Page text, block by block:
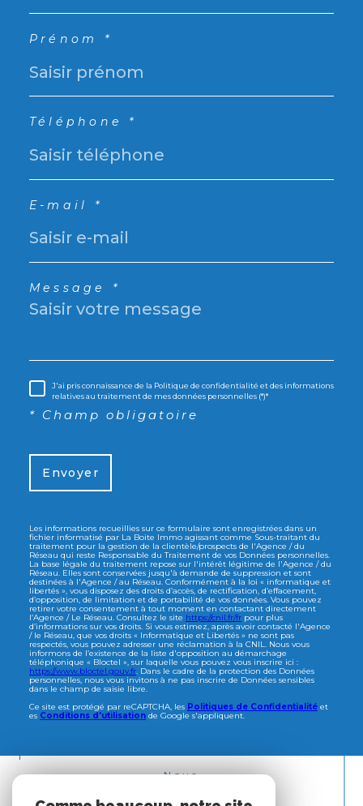
Prénom *
Téléphone *
E-mail *
Message *
J'ai pris connaissance de la Politique de confidentialité et des informations
relatives au traitement de mes données personnelles (*)*
* Champ obligatoire
Envoyer
Les informations recueillies sur ce formulaire sont enregistrées dans un
fichier informatisé par La Boite Immo agissant comme Sous-traitant du
traitement pour la gestion de la clientèle/prospects de l'Agence / du
Réseau qui reste Responsable du Traitement de vos Données personnelles.
La base légale du traitement repose sur l'intérêt légitime de l'Agence / du
Réseau. Elles sont conservées jusqu'à demande de suppression et sont
destinées à l'Agence / au Réseau. Conformément à la loi « informatique et
libertés », vous disposez des droits d’accès, de rectification, d’effacement,
d’opposition, de limitation et de portabilité de vos données. Vous pouvez
retirer votre consentement à tout moment en contactant directement
l’Agence / Le Réseau. Consultez le site https://cnil.fr/fr pour plus
d’informations sur vos droits. Si vous estimez, après avoir contacté l'Agence
/ le Réseau, que vos droits « Informatique et Libertés » ne sont pas
respectés, vous pouvez adresser une réclamation à la CNIL. Nous vous
informons de l’existence de la liste d'opposition au démarchage
téléphonique « Bloctel », sur laquelle vous pouvez vous inscrire ici :
https://www.bloctel.gouv.fr. Dans le cadre de la protection des Données
personnelles, nous vous invitons à ne pas inscrire de Données sensibles
dans le champ de saisie libre.
Ce site est protégé par reCAPTCHA, les Politiques de Confidentialité et
es Conditions d'utilisation de Google s'appliquent.
Nous